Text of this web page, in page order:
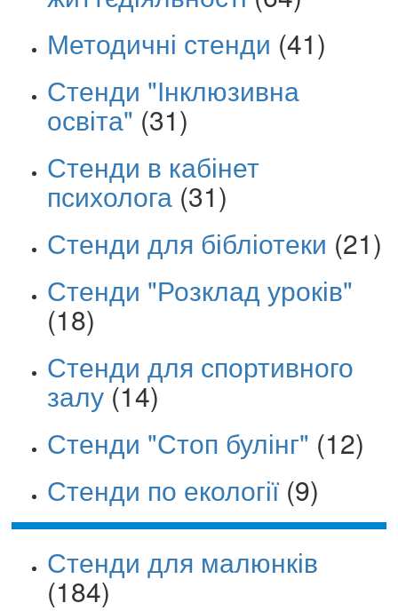
Методичні стенди (41)
Стенди "Інклюзивна
освіта" (31)
Стенди в кабінет
психолога (31)
Стенди для бібліотеки (21)
Стенди "Розклад уроків"
(18)
Стенди для спортивного
залу(14)
Стенди "Стоп булінг" (12)
Стенди по екології (9)
Стенди для малюнків
(184)